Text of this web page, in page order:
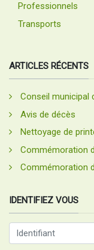
Professionnels
Transports
ARTICLES RÉCENTS
Conseil municipal
Avis de décès
Nettoyage de
Commémoration
Commémoration
IDENTIFIEZ VOUS